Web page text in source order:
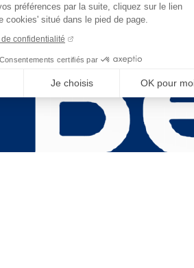
préférences par la suite, cliquez sur le lien
cookies' situé dans le pied de page.
confidentialité
Consentements certifiés par
Je choisis OK pour
du Consentement :
vous permet d'adapter et de gérer